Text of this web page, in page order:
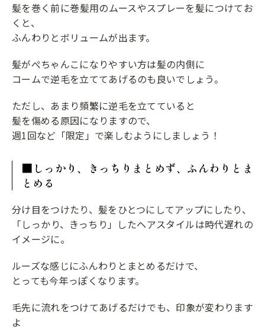
髪を巻く前に巻髪用のムースやスプレーを髪につけてお
くと、
ふんわりとボリュームが出ます。
髪がぺちゃんこになりやすい方は髪の内側に
コームで逆毛を立ててあげるのも良いでしょう。
ただし、あまり頻繁に逆毛を立てていると
髪を傷める原因になりますので、
週1回など「限定」で楽しむようにしましょう！
■しっかり、きっちりまとめず、ふんわりとま
とめる
分け目をつけたり、髪をひとつにしてアップにしたり、
「しっかり、きっちり」したヘアスタイルは時代遅れの
イメージに。
ルーズな感じにふんわりとまとめるだけで、
とっても今年っぽくなります。
毛先に流れをつけてあげるだけでも、印象が変わります
よ